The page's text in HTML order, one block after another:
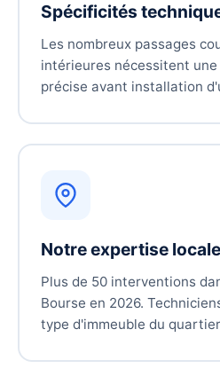
Spécificités
Les nombreux passages
intérieures nécessitent
précise avant installation
Notre expertise locale
Plus de 50 interventions
Bourse en 2026.
type d'immeuble du